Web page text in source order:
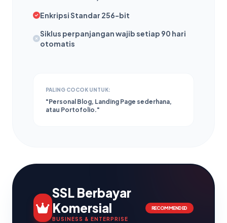
Enkripsi Standar 256-bit
Siklus perpanjangan wajib setiap 90 hari
otomatis
PALING COCOK UNTUK:
"Personal Blog, Landing Page sederhana,
atau Portofolio."
SSL Berbayar
Komersial
BUSINESS & ENTERPRISE
RECOMMENDED